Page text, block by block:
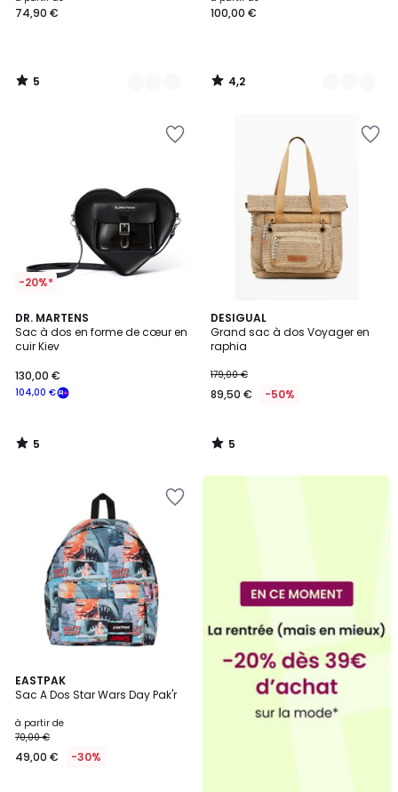
à
74,90
€.
74,90 €
5
/
100,00 €
4,2
/
-20%*
DR. MARTENS
Sac à dos en forme de cœur en
cuir Kiev
104,00 €
130,00 €
5
/
5
5
/
DESIGUAL
Grand sac à dos Voyager en
raphia
179,00 €
89,50 € -50%
5
/
5
5
/
EASTPAK
Sac A Dos Star Wars Day Pak'r
à partir de
70,00 €
49,00 € -30%
2
Couleurs